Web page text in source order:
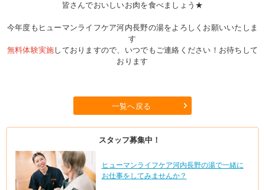
皆さんでおいしいお肉を食べましょう★
今年度もヒューマンライフケア河内長野の湯をよろしくお願いいたしま
す
無料体験実施しておりますので、いつでもご連絡ください！お待ちして
おります
一覧へ戻る
スタッフ募集中！
ヒューマンライフケア河内長野の湯で一緒に
お仕事をしてみませんか？